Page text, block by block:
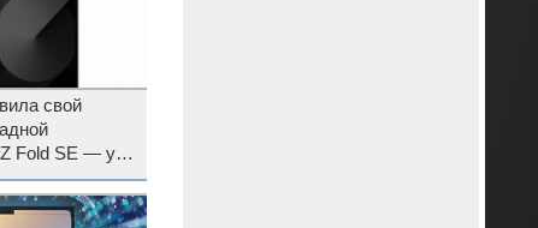
свой
Fold SE — у
и цена $2000